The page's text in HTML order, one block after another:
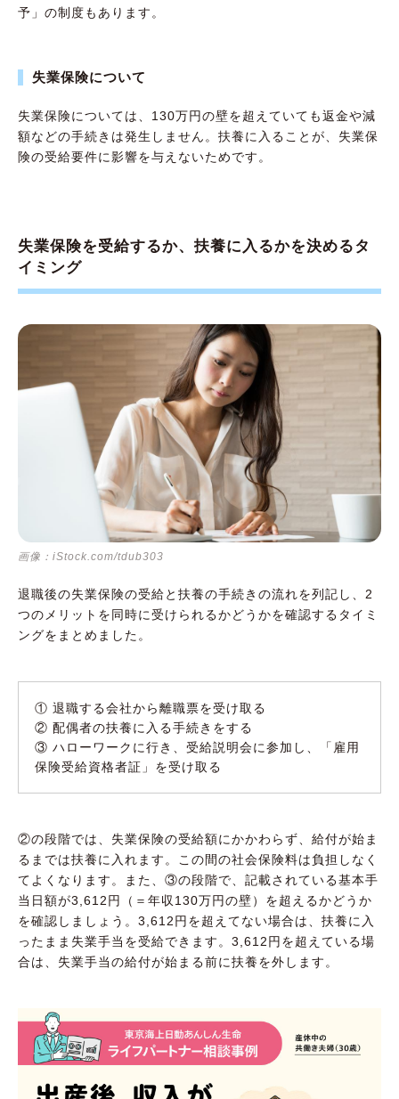
予」の制度もあります。
失業保険について
失業保険については、130万円の壁を超えていても返金や減
額などの手続きは発生しません。扶養に入ることが、失業保
険の受給要件に影響を与えないためです。
失業保険を受給するか、扶養に入るかを決めるタ
イミング
画像：iStock.com/tdub303
退職後の失業保険の受給と扶養の手続きの流れを列記し、2
つのメリットを同時に受けられるかどうかを確認するタイミ
ングをまとめました。
① 退職する会社から離職票を受け取る
② 配偶者の扶養に入る手続きをする
③ ハローワークに行き、受給説明会に参加し、「雇用
保険受給資格者証」を受け取る
②の段階では、失業保険の受給額にかかわらず、給付が始ま
るまでは扶養に入れます。この間の社会保険料は負担しなく
てよくなります。また、③の段階で、記載されている基本手
当日額が3,612円（＝年収130万円の壁）を超えるかどうか
を確認しましょう。3,612円を超えてない場合は、扶養に入
ったまま失業手当を受給できます。3,612円を超えている場
合は、失業手当の給付が始まる前に扶養を外します。